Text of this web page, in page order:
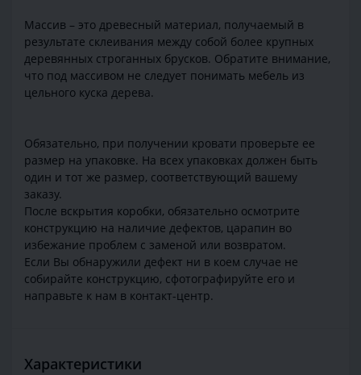
Массив – это древесный материал, получаемый в
результате склеивания между собой более крупных
деревянных строганных брусков. Обратите внимание,
что под массивом не следует понимать мебель из
цельного куска дерева.
Обязательно, при получении кровати проверьте ее
размер на упаковке. На всех упаковках должен быть
один и тот же размер, соответствующий вашему
заказу.
После вскрытия коробки, обязательно осмотрите
конструкцию на наличие дефектов, царапин во
избежание проблем с заменой или возвратом.
Если Вы обнаружили дефект ни в коем случае не
собирайте конструкцию, сфотографируйте его и
направьте к нам в контакт-центр.
Характеристики